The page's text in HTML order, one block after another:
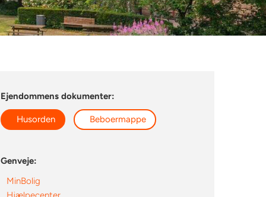
Ejendommens dokumenter:
Husorden Beboermappe
Genveje:
MinBolig